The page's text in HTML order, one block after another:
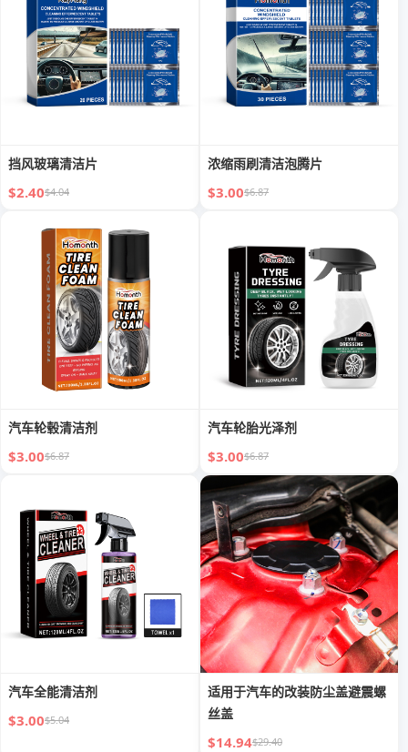
挡风玻璃清洁片
$2.40$4.04
浓缩雨刷清洁泡腾片
$3.00$6.87
汽车轮毂清洁剂
$3.00$6.87
汽车轮胎光泽剂
$3.00$6.87
汽车全能清洁剂
$3.00$5.04
适用于汽车的改装防尘盖避震螺
丝盖
$14.94$29.40